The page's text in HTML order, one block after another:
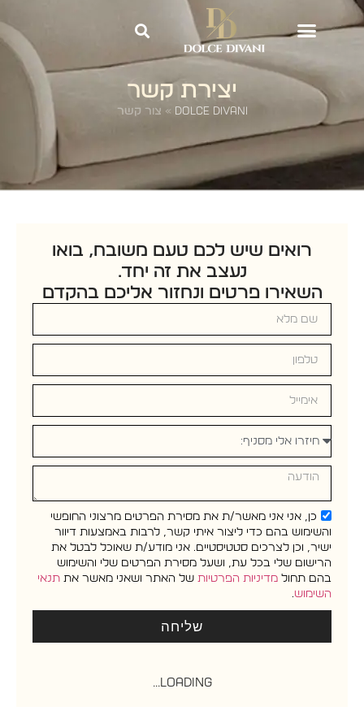
Contact
יצירת קשר
Dolce Divani
» צור קשר
רואים שיש לכם טעם משובח, בואו
נעצב את זה יחד.
השאירו פרטים ונחזור אליכם בהקדם
כן, אני אני מאשר/ת את מסירת הפרטים מרצוני החופשי
והשימוש בהם כדי ליצור איתי קשר, לרבות באמצעות דיוור
ישיר, וכן לצרכים סטטיסטיים. אני מודע/ת שאוכל לבטל את
הרישום שלי בכל עת, ושעל מסירת הפרטים שלי והשימוש
בהם תחול מדיניות הפרטיות של האתר ושאני מאשר את תנאי
השימוש.
שליחה
Loading...